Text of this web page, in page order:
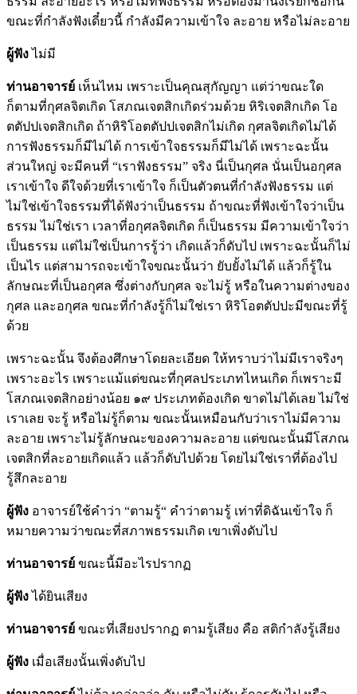
ขณะที่กำลังฟังเดี๋ยวนี้ กำลังมีความเข้าใจ ละอาย หรือไม่ละอาย
ผู้ฟังไม่มี
ท่านอาจารย์ เห็นไหม เพราะเป็นคุณสุกัญญา แต่ว่าขณะใด
ก็ตามที่กุศลจิตเกิด โสภณเจตสิกเกิดร่วมด้วย หิริเจตสิกเกิด โอ
ตตัปปเจตสิกเกิด ถ้าหิริโอตตัปปเจตสิกไม่เกิด กุศลจิตเกิดไม่ได้
การฟังธรรมก็มีไม่ได้ การเข้าใจธรรมก็มีไม่ได้ เพราะฉะนั้น
ส่วนใหญ่ จะมีคนที่ “เราฟังธรรม” จริง นี่เป็นกุศล นั่นเป็นอกุศล
เราเข้าใจ ดีใจด้วยที่เราเข้าใจ ก็เป็นตัวตนที่กำลังฟังธรรม แต่
ไม่ใช่เข้าใจธรรมที่ได้ฟังว่าเป็นธรรม ถ้าขณะที่ฟังเข้าใจว่าเป็น
ธรรม ไม่ใช่เรา เวลาที่อกุศลจิตเกิด ก็เป็นธรรม มีความเข้าใจว่า
เป็นธรรม แต่ไม่ใช่เป็นการรู้ว่า เกิดแล้วก็ดับไป เพราะฉะนั้นก็ไม่
เป็นไร แต่สามารถจะเข้าใจขณะนั้นว่า ยับยั้งไม่ได้ แล้วก็รู้ใน
ลักษณะที่เป็นอกุศล ซึ่งต่างกับกุศล จะไม่รู้ หรือในความต่างของ
กุศล และอกุศล ขณะที่กำลังรู้ก็ไม่ใช่เรา หิริโอตตัปปะมีขณะที่รู้
ด้วย
เพราะฉะนั้น จึงต้องศึกษาโดยละเอียด ให้ทราบว่าไม่มีเราจริงๆ
เพราะอะไร เพราะแม้แต่ขณะที่กุศลประเภทไหนเกิด ก็เพราะมี
โสภณเจตสิกอย่างน้อย ๑๙ ประเภทต้องเกิด ขาดไม่ได้เลย ไม่ใช่
เราเลย จะรู้ หรือไม่รู้ก็ตาม ขณะนั้นเหมือนกับว่าเราไม่มีความ
ละอาย เพราะไม่รู้ลักษณะของความละอาย แต่ขณะนั้นมีโสภณ
เจตสิกที่ละอายเกิดแล้ว แล้วก็ดับไปด้วย โดยไม่ใช่เราที่ต้องไป
รู้สึกละอาย
ผู้ฟัง อาจารย์ใช้คำว่า “ตามรู้“ คำว่าตามรู้ เท่าที่ดิฉันเข้าใจ ก็
หมายความว่าขณะที่สภาพธรรมเกิด เขาเพิ่งดับไป
ท่านอาจารย์ ขณะนี้มีอะไรปรากฏ
ผู้ฟังได้ยินเสียง
ท่านอาจารย์ ขณะที่เสียงปรากฏ ตามรู้เสียง คือ สติกำลังรู้เสียง
ผู้ฟัง เมื่อเสียงนั้นเพิ่งดับไป